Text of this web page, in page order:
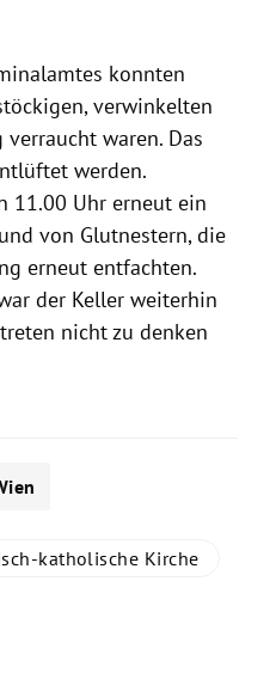
konnten
verwinkelten
waren. Das
werden.
11.00 Uhr erneut ein
von Glutnestern, die
erneut entfachten.
der Keller weiterhin
nicht zu denken
katholische Kirche